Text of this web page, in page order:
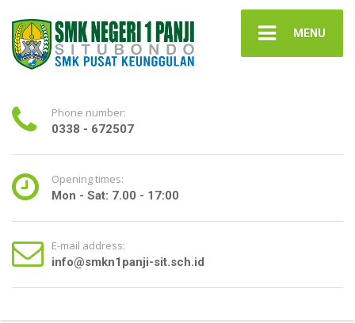
MENU
Phone number:
0338 - 672507
Opening times:
Mon - Sat: 7.00 - 17:00
E-mail address:
info@smkn1panji-sit.sch.id